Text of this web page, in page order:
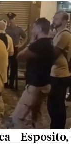
Esposito,